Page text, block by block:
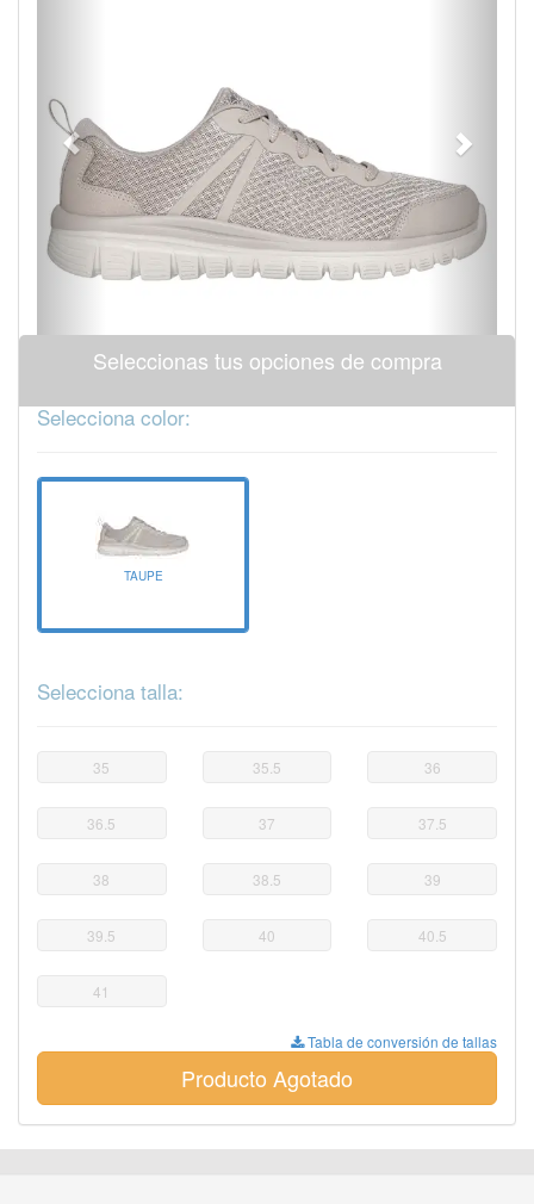
Seleccionas tus opciones de compra
Selecciona color:
TAUPE
Selecciona talla:
35 35.5 36
36.5 37 37.5
38 38.5 39
39.5 40 40.5
41
Tabla de conversión de tallas
Producto Agotado